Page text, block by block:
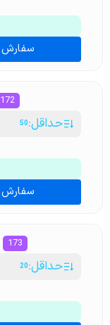
سفارش
172
حداقل:50
سفارش
173
حداقل:20